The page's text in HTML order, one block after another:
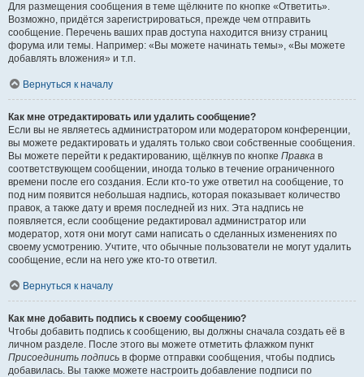
Для размещения сообщения в теме щёлкните по кнопке «Ответить».
Возможно, придётся зарегистрироваться, прежде чем отправить
сообщение. Перечень ваших прав доступа находится внизу страниц
форума или темы. Например: «Вы можете начинать темы», «Вы можете
добавлять вложения» и т.п.
Вернуться к началу
Как мне отредактировать или удалить сообщение?
Если вы не являетесь администратором или модератором конференции,
вы можете редактировать и удалять только свои собственные сообщения.
Вы можете перейти к редактированию, щёлкнув по кнопке Правка в
соответствующем сообщении, иногда только в течение ограниченного
времени после его создания. Если кто-то уже ответил на сообщение, то
под ним появится небольшая надпись, которая показывает количество
правок, а также дату и время последней из них. Эта надпись не
появляется, если сообщение редактировал администратор или
модератор, хотя они могут сами написать о сделанных изменениях по
своему усмотрению. Учтите, что обычные пользователи не могут удалить
сообщение, если на него уже кто-то ответил.
Вернуться к началу
Как мне добавить подпись к своему сообщению?
Чтобы добавить подпись к сообщению, вы должны сначала создать её в
личном разделе. После этого вы можете отметить флажком пункт
Присоединить подпись в форме отправки сообщения, чтобы подпись
добавилась. Вы также можете настроить добавление подписи по